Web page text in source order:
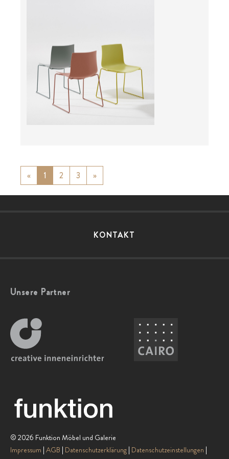
« Previous
1 2 3 »
KONTAKT
Unsere Partner
© 2026 Funktion Möbel und Galerie
Impressum AGB Datenschutzerklärung Datenschutzeinstellungen